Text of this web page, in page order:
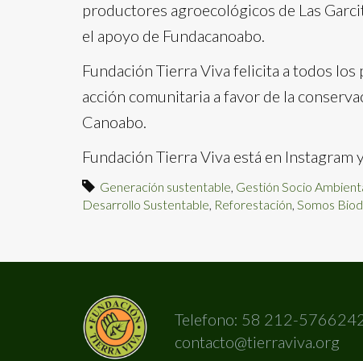
productores agroecológicos de Las
el apoyo de Fundacanoabo.
Fundación Tierra Viva felicita a todos
acción comunitaria a favor de la
Canoabo.
Fundación Tierra Viva está en Instagram
Generación sustentable Gestión Socio
Desarrollo Sustentable Reforestación Somos
Telefono: 58 212-
contacto@tierraviva.org